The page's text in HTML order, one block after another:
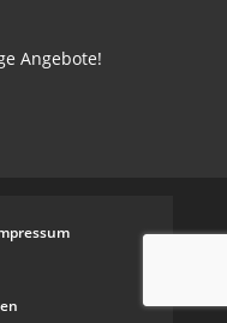
Angebote!